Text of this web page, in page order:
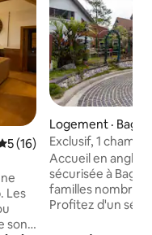
moyenne de 5 sur 5,
5 (16)
Les
sont
Logement ·
Exclusif, 1
climatisation/près
Golf/18 personnes
Accueil en anglais Maison privée
sécurisée à
familles
Profitez d'un